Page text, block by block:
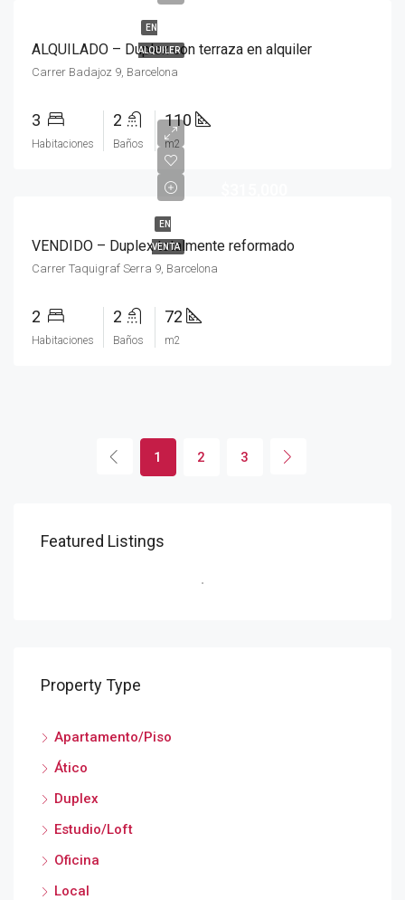
EN
ALQUILER
ALQUILADO – Duplex con terraza en alquiler
Carrer Badajoz 9, Barcelona
3
Habitaciones
2
Baños
110
m2
EN
VENTA
VENDIDO – Duplex totalmente reformado
Carrer Taquigraf Serra 9, Barcelona
2
Habitaciones
2
Baños
72
m2
1 2 3
Featured Listings
Property Type
Apartamento/Piso
Ático
Duplex
Estudio/Loft
Oficina
Local